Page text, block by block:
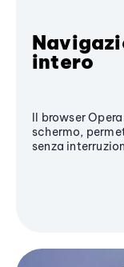
intero
Il browser
schermo,
senza